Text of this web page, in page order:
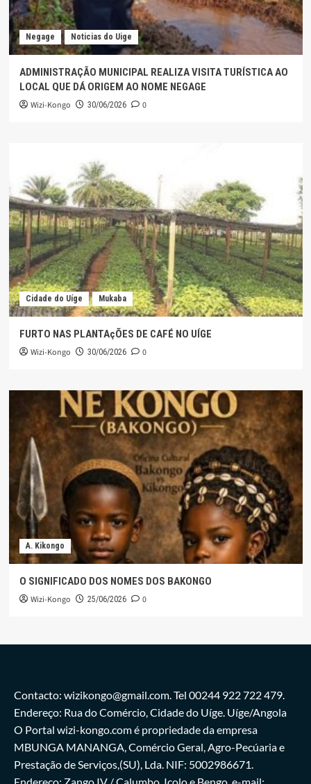
Negage Noticias do Uige
ADMINISTRAÇÃO MUNICIPAL REALIZA VISITA TURÍSTICA AO
LOCAL QUE DÁ ORIGEM AO NOME NEGAGE
Wizi-Kongo 30/06/2026 0
Cidade do Uíge Mukaba
FURTO NAS PLANTAçÕES DE CAFÉ NO UÍGE
Wizi-Kongo 30/06/2026 0
A. Kikongo
O SIGNIFICADO DOS NOMES DOS BAKONGO
Wizi-Kongo 25/06/2026 0
Contacto: wizikongo@gmail.com. Tel 00244 922 722 479.
Endereço: Rua do Comércio, Cidade do Uíge. Uíge/Angola
O Portal wizi-kongo.com é propriedade da empresa
MBUNGA MANANGA, Comércio Geral, Agro-Pecúaria e
Prestação de Serviços,(SU), Lda. NIF: 5002986671.